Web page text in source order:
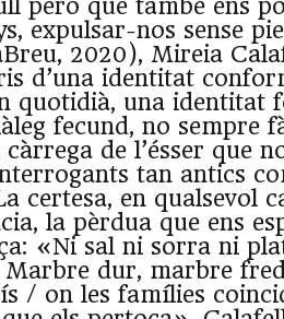
però que també ens
expulsar-nos sense
2020), Mireia
d’una identitat
quotidià, una identitat
fecund, no sempre
de l’ésser que
tan antics
certesa, en qualsevol
la pèrdua que ens
«Ni sal ni sorra ni
dur, marbre
/ on les famílies